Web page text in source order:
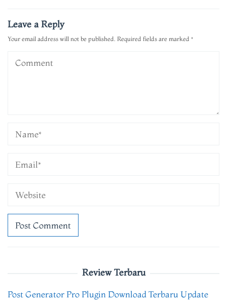
Leave a Reply
Your email address will not be published. Required fields are marked *
Review Terbaru
Post Generator Pro Plugin Download Terbaru Update